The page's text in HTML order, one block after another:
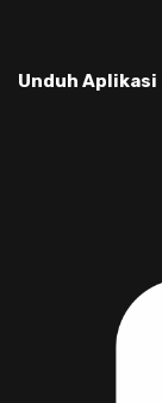
Unduh Aplikasi